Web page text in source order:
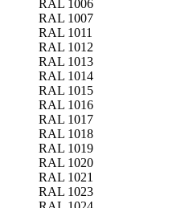
RAL 1006
RAL 1007
RAL 1011
RAL 1012
RAL 1013
RAL 1014
RAL 1015
RAL 1016
RAL 1017
RAL 1018
RAL 1019
RAL 1020
RAL 1021
RAL 1023